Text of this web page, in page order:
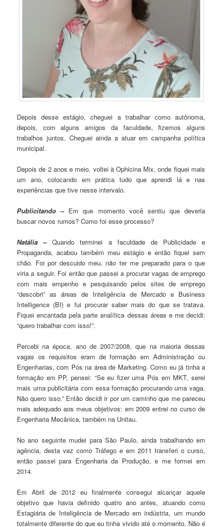
Depois desse estágio, cheguei a trabalhar como autônoma,
depois, com alguns amigos da faculdade, fizemos alguns
trabalhos juntos. Cheguei ainda a atuar em campanha política
municipal.
Depois de 2 anos e meio, voltei à Ophicina Mix, onde fiquei mais
um ano, colocando em prática tudo que aprendi lá e nas
experiências que tive nesse intervalo.
Publicitando –Em que momento você sentiu que deveria
buscar novos rumos? Como foi esse processo?
Natália –Quando terminei a faculdade de Publicidade e
Propaganda, acabou também meu estágio e então fiquei sem
chão. Foi por descuido meu, não ter me preparado para o que
viria a seguir. Foi então que passei a procurar vagas de emprego
com mais empenho e pesquisando pelos sites de emprego
“descobri” as áreas de Inteligência de Mercado e Business
Intelligence (BI) e fui procurar saber mais do que se tratava.
Fiquei encantada pela parte analítica dessas áreas e me decidi:
“quero trabalhar com isso!”.
Percebi na época, ano de 2007/2008, que na maioria dessas
vagas os requisitos eram de formação em Administração ou
Engenharias, com Pós na área de Marketing. Como eu já tinha a
formação em PP, pensei: “Se eu fizer uma Pós em MKT, serei
mais uma publicitária com essa formação procurando uma vaga.
Não quero isso.” Então decidi ir por um caminho que me pareceu
mais adequado aos meus objetivos: em 2009 entrei no curso de
Engenharia Mecânica, também na Unitau.
No ano seguinte mudei para São Paulo, ainda trabalhando em
agência, desta vez como Tráfego e em 2011 transferi o curso,
então passei para Engenharia da Produção, e me formei em
2014.
Em Abril de 2012 eu finalmente consegui alcançar aquele
objetivo que havia definido quatro ano antes, atuando como
Estagiária de Inteligência de Mercado em indústria, um mundo
totalmente diferente do que eu tinha vivido até o momento. Não é